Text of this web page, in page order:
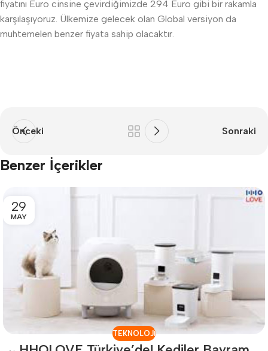
fiyatını Euro cinsine çevirdiğimizde 294 Euro gibi bir rakamla
karşılaşıyoruz. Ülkemize gelecek olan Global versiyon da
muhtemelen benzer fiyata sahip olacaktır.
Önceki Sonraki
Benzer İçerikler
29
MAY
TEKNOLOJI